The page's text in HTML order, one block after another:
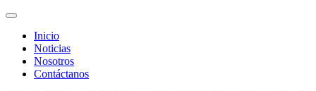
Inicio
Noticias
Nosotros
Contáctanos